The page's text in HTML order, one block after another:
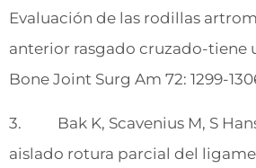
Evaluación de las rodillas
anterior rasgado cruzado-tiene
Bone Joint Surg Am 72: 1299-
3. Bak K, Scavenius M, S
aislado rotura parcial del